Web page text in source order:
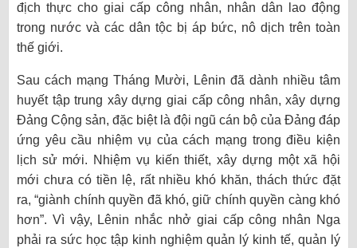
địch thực cho giai cấp công nhân, nhân dân lao động
trong nước và các dân tộc bị áp bức, nô dịch trên toàn
thế giới.
Sau cách mạng Tháng Mười, Lênin đã dành nhiều tâm
huyết tập trung xây dựng giai cấp công nhân, xây dựng
Đảng Cộng sản, đặc biệt là đội ngũ cán bộ của Đảng đáp
ứng yêu cầu nhiệm vụ của cách mạng trong điều kiện
lịch sử mới. Nhiệm vụ kiến thiết, xây dựng một xã hội
mới chưa có tiền lệ, rất nhiều khó khăn, thách thức đặt
ra, “giành chính quyền đã khó, giữ chính quyền càng khó
hơn”. Vì vậy, Lênin nhắc nhở giai cấp công nhân Nga
phải ra sức học tập kinh nghiệm quản lý kinh tế, quản lý